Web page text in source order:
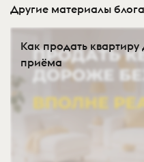
Другие материалы блога
Как продать
приёма